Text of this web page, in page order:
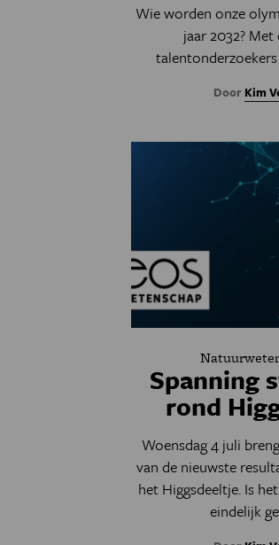
Wie worden onze
jaar 2032?
Door Kim
Spanning
rond
Woensdag 4 juli
van de nieuwste
het Higgsdeeltje. Is
eindelijk